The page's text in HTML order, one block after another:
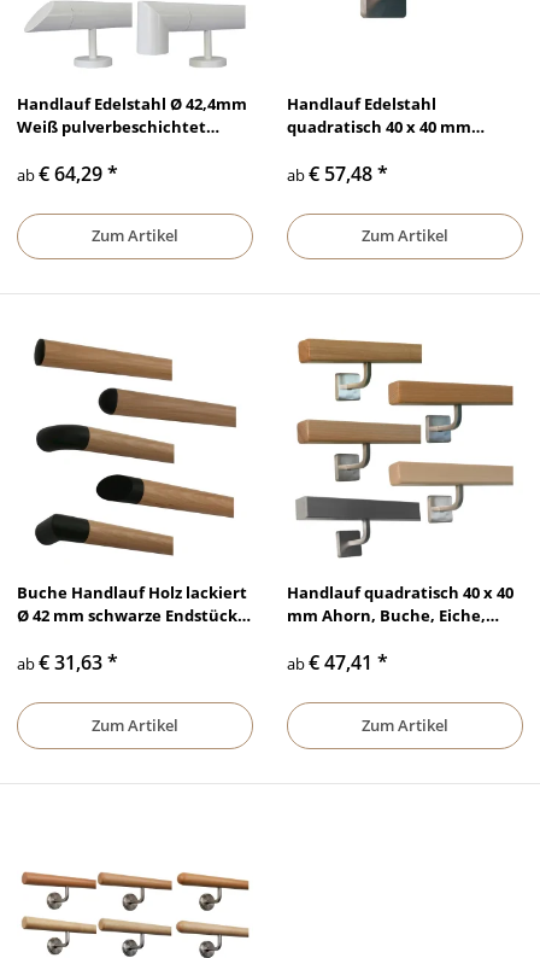
Handlauf Edelstahl Ø 42,4mm
Weiß pulverbeschichtet
ab€ 64,29*
Zum Artikel
Handlauf Edelstahl
quadratisch 40 x 40 mm
Edelstahlhalter
ab€ 57,48*
Zum Artikel
Buche Handlauf Holz lackiert
Ø 42 mm schwarze Endstücke
ab€ 31,63*
Zum Artikel
Handlauf quadratisch 40 x 40
mm Ahorn, Buche, Eiche,
gewinkelten Haltern
ab€ 47,41 *
Zum Artikel